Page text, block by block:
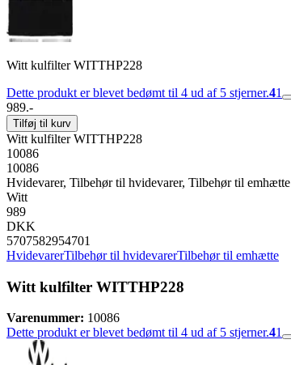
Witt kulfilter WITTHP228
Dette produkt er blevet bedømt til 4 ud af 5 stjerner.41
989.-
Tilføj til kurv
Witt kulfilter WITTHP228
10086
10086
Hvidevarer, Tilbehør til hvidevarer, Tilbehør til emhætte
Witt
989
DKK
5707582954701
HvidevarerTilbehør til hvidevarerTilbehør til emhætte
Witt kulfilter WITTHP228
Varenummer: 10086
Dette produkt er blevet bedømt til 4 ud af 5 stjerner.41